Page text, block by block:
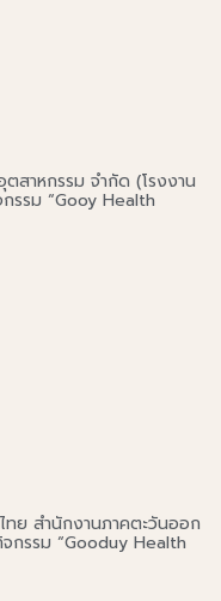
สาหกรรม จำกัด (โรงงาน
รรม “Gooy Health
ทย สำนักงานภาคตะวันออก
กรรม “Gooduy Health